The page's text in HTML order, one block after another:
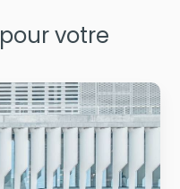
pour votre